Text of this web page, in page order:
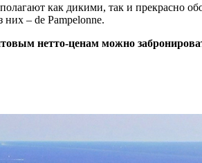
как дикими, так и
– de Pampelonne.
нетто-ценам можно